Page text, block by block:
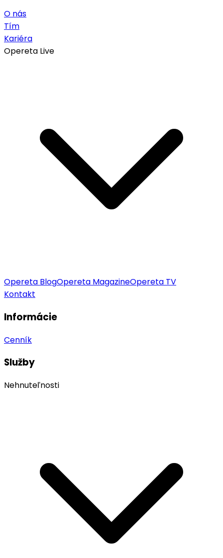
O nás
Tím
Kariéra
Opereta Live
Opereta BlogOpereta MagazineOpereta TV
Kontakt
Informácie
Cenník
Služby
Nehnuteľnosti